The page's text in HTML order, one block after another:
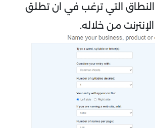
التي ترغب في ان تطلق
من خلاله.